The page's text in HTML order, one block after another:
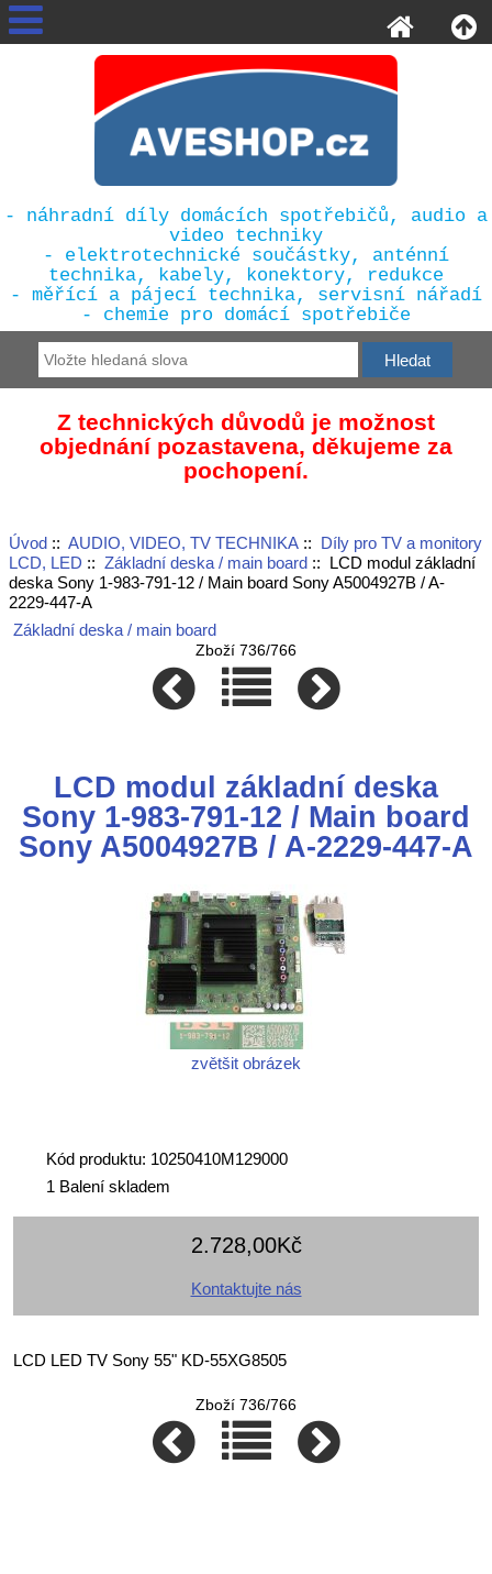
- náhradní díly domácích spotřebičů, audio a
video techniky
- elektrotechnické součástky, anténní
technika, kabely, konektory, redukce
- měřící a pájecí technika, servisní nářadí
- chemie pro domácí spotřebiče
Z technických důvodů je možnost
objednání pozastavena, děkujeme za
pochopení.
Úvod:: AUDIO, VIDEO, TV TECHNIKA:: Díly pro TV a monitory
LCD, LED :: Základní deska / main board:: LCD modul základní
deska Sony 1-983-791-12 / Main board Sony A5004927B / A-
2229-447-A
Základní deska / main board
Zboží 736/766
LCD modul základní deska
Sony 1-983-791-12 / Main board
Sony A5004927B / A-2229-447-A
zvětšit obrázek
Kód produktu: 10250410M129000
1 Balení skladem
2.728,00Kč
Kontaktujte nás
LCD LED TV Sony 55" KD-55XG8505
Zboží 736/766